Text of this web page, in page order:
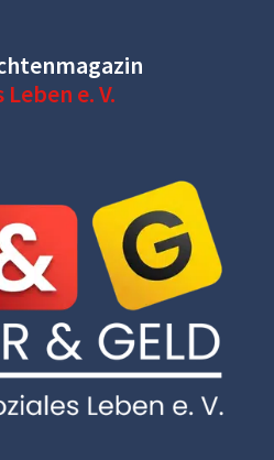
e. V.